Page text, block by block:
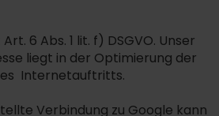
6 Abs. 1 lit. f) DSGVO. Unser
liegt in der Optimierung der
Internetauftritts.
Verbindung zu Google kann